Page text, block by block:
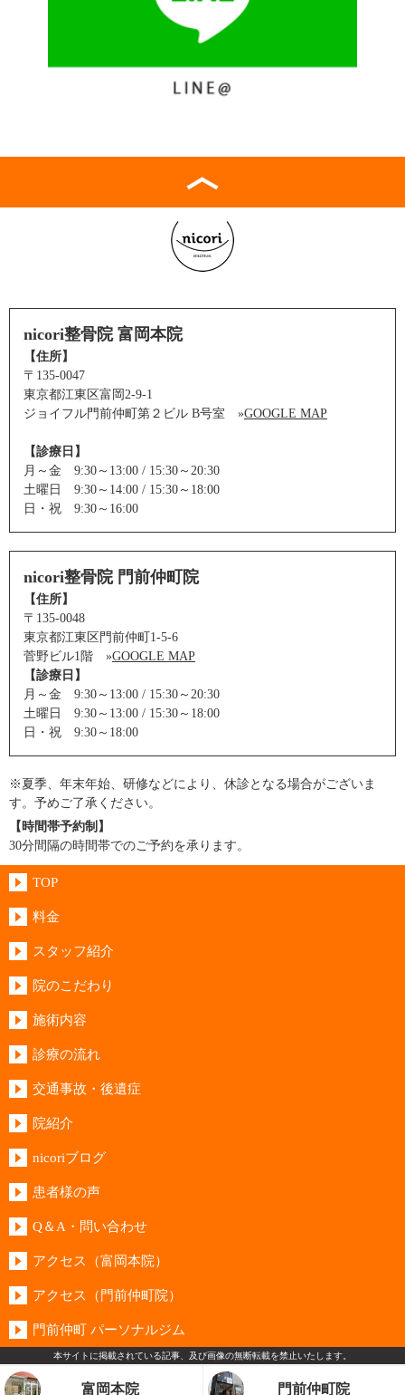
富岡本院 門前仲町院
nicori整骨院 富岡本院
【住所】
〒135-0047
東京都江東区富岡2-9-1
ジョイフル門前仲町第２ビル B号室 »GOOGLE MAP
【診療日】
月～金 9:30～13:00 / 15:30～20:30
土曜日 9:30～14:00 / 15:30～18:00
日・祝 9:30～16:00
nicori整骨院 門前仲町院
【住所】
〒135-0048
東京都江東区門前仲町1-5-6
菅野ビル1階 »GOOGLE MAP
【診療日】
月～金 9:30～13:00 / 15:30～20:30
土曜日 9:30～13:00 / 15:30～18:00
日・祝 9:30～18:00
※夏季、年末年始、研修などにより、休診となる場合がございま
す。予めご了承ください。
【時間帯予約制】
30分間隔の時間帯でのご予約を承ります。
TOP
料金
スタッフ紹介
院のこだわり
施術内容
診療の流れ
交通事故・後遺症
院紹介
nicoriブログ
患者様の声
Q＆A・問い合わせ
アクセス（富岡本院）
アクセス（門前仲町院）
門前仲町 パーソナルジム
本サイトに掲載されている記事、及び画像の無断転載を禁止いたします。
Copyright © 2017 nicori整骨院 All Rights Reserved.